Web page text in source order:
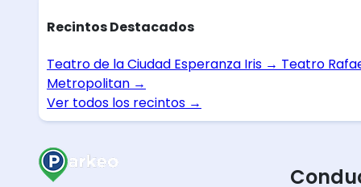
Recintos Destacados
Teatro de la Ciudad Esperanza Iris → Teatro
Metropolitan →
Ver todos los recintos →